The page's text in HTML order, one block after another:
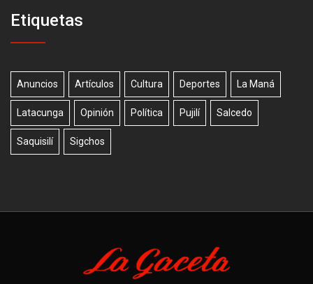
Etiquetas
Anuncios Artículos Cultura Deportes La Maná
Latacunga Opinión Política Pujilí Salcedo
Saquisilí Sigchos